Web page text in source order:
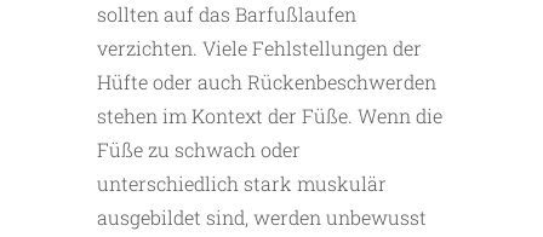
sollten auf das Barfußlaufen
verzichten. Viele Fehlstellungen der
Hüfte oder auch Rückenbeschwerden
stehen im Kontext der Füße. Wenn die
Füße zu schwach oder
unterschiedlich stark muskulär
ausgebildet sind, werden unbewusst